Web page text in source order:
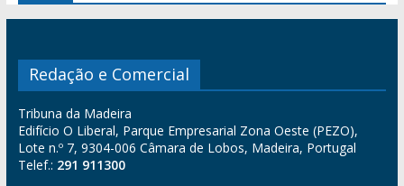
Redação e Comercial
Tribuna da Madeira
Edifício O Liberal, Parque Empresarial Zona Oeste (PEZO),
Lote n.º 7, 9304-006 Câmara de Lobos, Madeira, Portugal
Telef.: 291 911300